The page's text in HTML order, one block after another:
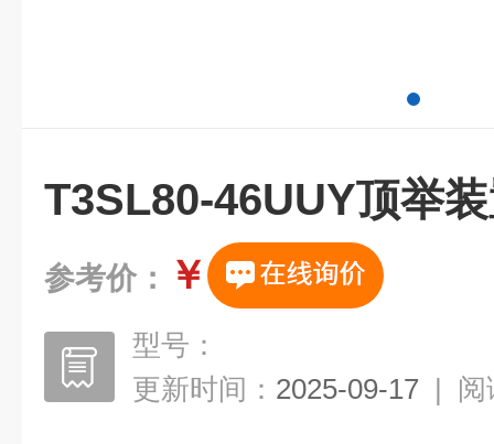
T3SL80-46UUY顶举
参考价： ￥
型号：
更新时间： 2025-09-17 | 阅